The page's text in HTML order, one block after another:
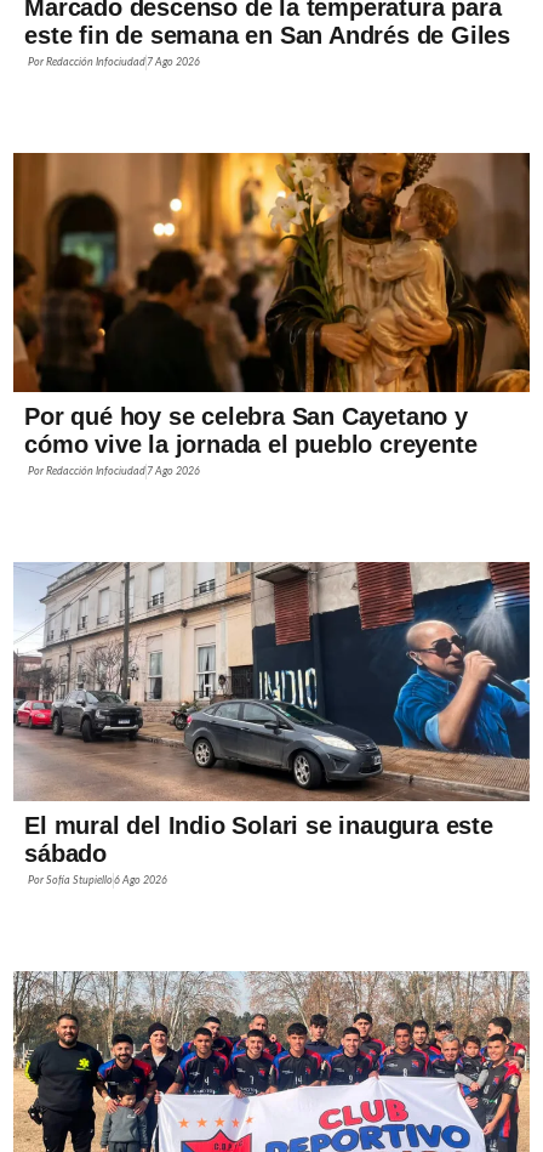
Marcado descenso de la temperatura para
este fin de semana en San Andrés de Giles
PorRedacción Infociudad 7 Ago 2026
Por qué hoy se celebra San Cayetano y
cómo vive la jornada el pueblo creyente
PorRedacción Infociudad 7 Ago 2026
El mural del Indio Solari se inaugura este
sábado
PorSofía Stupiello6 Ago 2026